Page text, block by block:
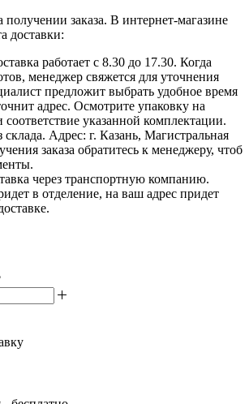
получении заказа. В интернет-магазине
доставки:
работает с 8.30 до 17.30. Когда
менеджер свяжется для уточнения
предложит выбрать удобное время
адрес. Осмотрите упаковку на
соответствие указанной комплектации.
Адрес: г. Казань, Магистральная
заказа обратитесь к менеджеру, чтоб
через транспортную компанию.
в отделение, на ваш адрес придет